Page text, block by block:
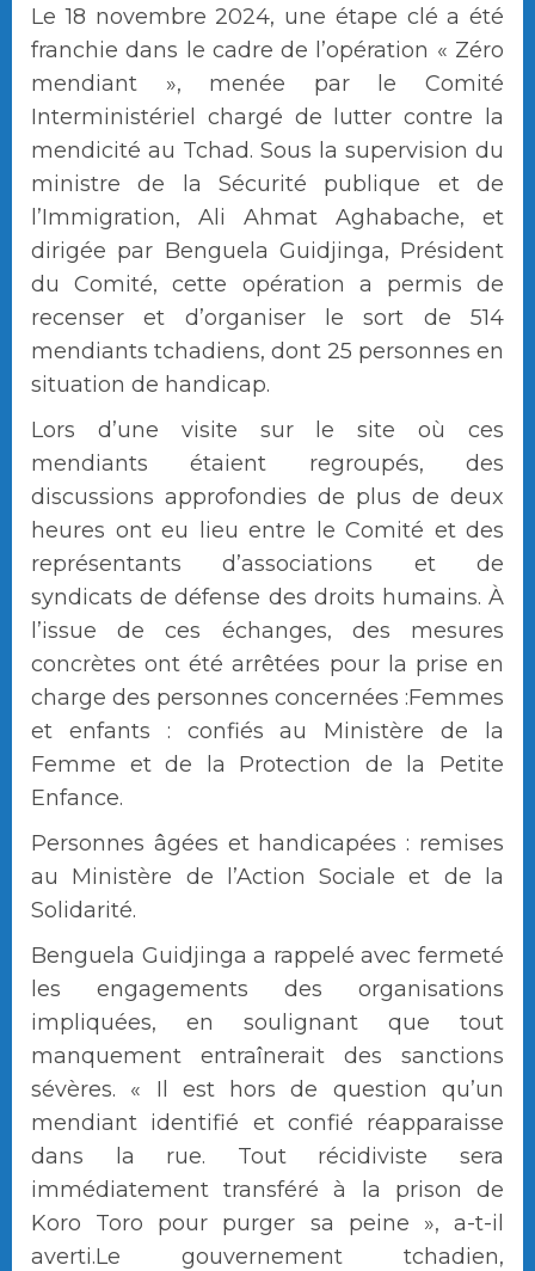
Le 18 novembre 2024, une étape clé a été
franchie dans le cadre de l’opération « Zéro
mendiant », menée par le Comité
Interministériel chargé de lutter contre la
mendicité au Tchad. Sous la supervision du
ministre de la Sécurité publique et de
l’Immigration, Ali Ahmat Aghabache, et
dirigée par Benguela Guidjinga, Président
du Comité, cette opération a permis de
recenser et d’organiser le sort de 514
mendiants tchadiens, dont 25 personnes en
situation de handicap.
Lors d’une visite sur le site où ces
mendiants étaient regroupés, des
discussions approfondies de plus de deux
heures ont eu lieu entre le Comité et des
représentants d’associations et de
syndicats de défense des droits humains. À
l’issue de ces échanges, des mesures
concrètes ont été arrêtées pour la prise en
charge des personnes concernées :Femmes
et enfants : confiés au Ministère de la
Femme et de la Protection de la Petite
Enfance.
Personnes âgées et handicapées : remises
au Ministère de l’Action Sociale et de la
Solidarité.
Benguela Guidjinga a rappelé avec fermeté
les engagements des organisations
impliquées, en soulignant que tout
manquement entraînerait des sanctions
sévères. « Il est hors de question qu’un
mendiant identifié et confié réapparaisse
dans la rue. Tout récidiviste sera
immédiatement transféré à la prison de
Koro Toro pour purger sa peine », a-t-il
averti.Le gouvernement tchadien,